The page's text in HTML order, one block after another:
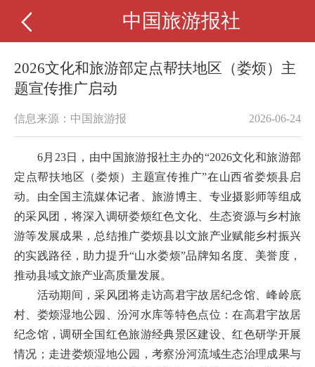
中国旅游报社
2026文化和旅游部定点帮扶地区（娄烦）主
题宣传推广启动
信息来源：中国旅游报 2026-06-24
6月23日，由中国旅游报社主办的“2026文化和旅游部
定点帮扶地区（娄烦）主题宣传推广”在山西省娄烦县启
动。由全国主流媒体记者、旅游博主、专业摄影师等组成
的采风团，将深入调研娄烦红色文化、生态资源与乡村旅
游等发展成果，总结推广娄烦县以文旅产业赋能乡村振兴
的实践路径，助力提升“山水娄烦”品牌知名度、美誉度，
推动县域文旅产业高质量发展。
活动期间，采风团将走访高君宇故居纪念馆、峰岭底
村、娄烦湿地公园、汾河水库等特色点位：在高君宇故居
纪念馆，调研全国红色旅游经典景区建设、红色研学开展
情况；走进娄烦湿地公园，考察汾河流域生态治理成果与